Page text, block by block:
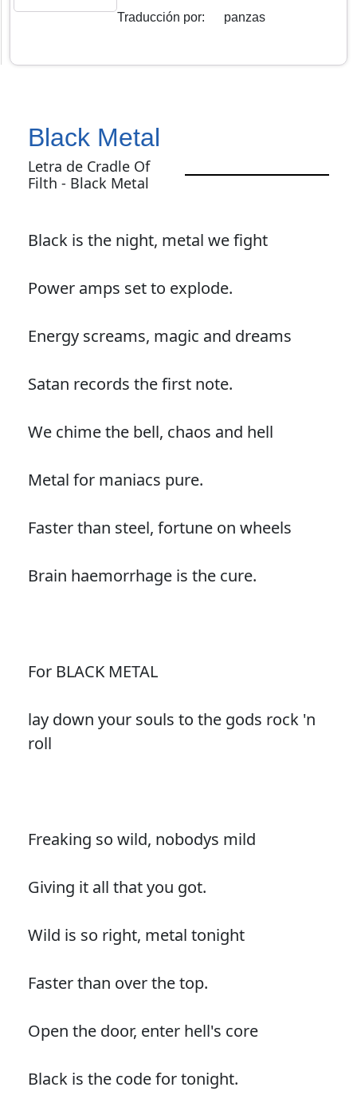
Traducción por: panzas
Black Metal
Letra de Cradle Of
Filth - Black Metal
Black is the night, metal we fight
Power amps set to explode.
Energy screams, magic and dreams
Satan records the first note.
We chime the bell, chaos and hell
Metal for maniacs pure.
Faster than steel, fortune on wheels
Brain haemorrhage is the cure.
For BLACK METAL
lay down your souls to the gods rock 'n
roll
Freaking so wild, nobodys mild
Giving it all that you got.
Wild is so right, metal tonight
Faster than over the top.
Open the door, enter hell's core
Black is the code for tonight.